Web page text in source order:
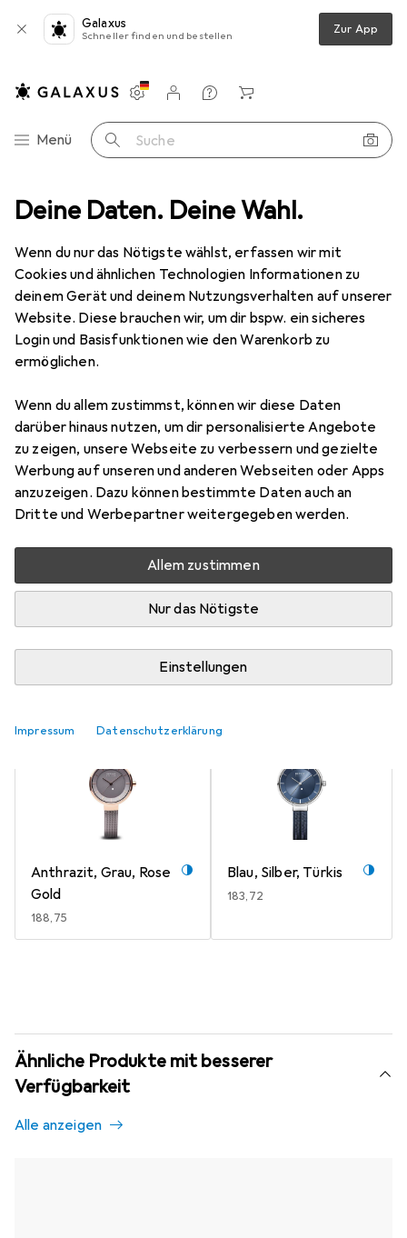
Deine Daten. Deine Wahl.
Wenn du nur das Nötigste wählst, erfassen wir mit
Cookies und ähnlichen Technologien Informationen zu
deinem Gerät und deinem Nutzungsverhalten auf unserer
Website. Diese brauchen wir, um dir bspw. ein sicheres
Login und Basisfunktionen wie den Warenkorb zu
ermöglichen.
Wenn du allem zustimmst, können wir diese Daten
darüber hinaus nutzen, um dir personalisierte Angebote
zu zeigen, unsere Webseite zu verbessern und gezielte
Werbung auf unseren und anderen Webseiten oder Apps
anzuzeigen. Dazu können bestimmte Daten auch an
Dritte und Werbepartner weitergegeben werden.
Allem zustimmen
Nur das Nötigste
Einstellungen
Impressum Datenschutzerklärung
Galaxus
Schneller finden und bestellen Zur App
Navigation nach Kategorien
Menü Suche
Einstellungen
Kundenkonto
Vergleichslisten
Merklisten
Warenkorb
Alles in Mode Uhren + Schmuck Armbanduhr
12 Bilder
BeringSolar
Analoguhr, 31 mm
9
Bewertungen
Aktuell nicht lieferbar
Benachrichtigen, wenn lieferbar
Vergleichen Merken
Anthrazit, Grau, Rose
Gold
EUR
188,75
Blau, Silber, Türkis
EUR
183,72
Ähnliche Produkte mit besserer
Verfügbarkeit
Alle anzeigen